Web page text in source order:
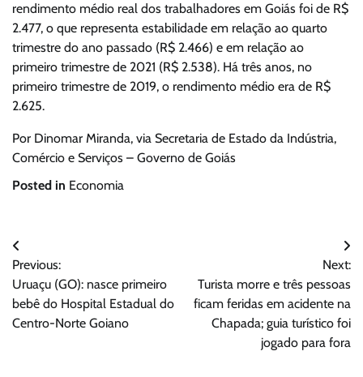
rendimento médio real dos trabalhadores em Goiás foi de R$
2.477, o que representa estabilidade em relação ao quarto
trimestre do ano passado (R$ 2.466) e em relação ao
primeiro trimestre de 2021 (R$ 2.538). Há três anos, no
primeiro trimestre de 2019, o rendimento médio era de R$
2.625.
Por Dinomar Miranda, via Secretaria de Estado da Indústria,
Comércio e Serviços – Governo de Goiás
Posted in Economia
Navegação
de
Post
Previous:
Uruaçu (GO): nasce primeiro
bebê do Hospital Estadual do
Centro-Norte Goiano
Next:
Turista morre e três pessoas
ficam feridas em acidente na
Chapada; guia turístico foi
jogado para fora